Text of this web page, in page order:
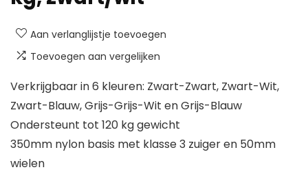
Aan verlanglijstje toevoegen
Toevoegen aan vergelijken
Verkrijgbaar in 6 kleuren: Zwart-Zwart, Zwart-Wit,
Zwart-Blauw, Grijs-Grijs-Wit en Grijs-Blauw
Ondersteunt tot 120 kg gewicht
350mm nylon basis met klasse 3 zuiger en 50mm
wielen